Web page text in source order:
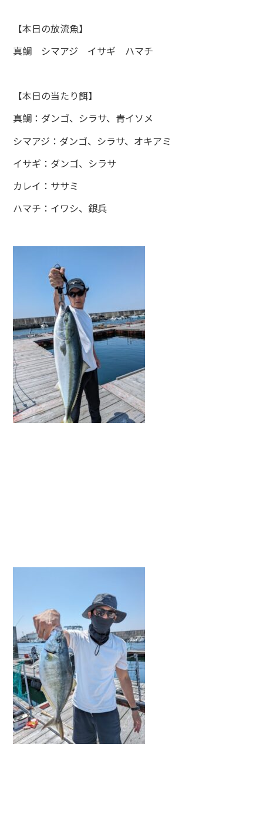
【本日の放流魚】
真鯛 シマアジ イサギ ハマチ
【本日の当たり餌】
真鯛：ダンゴ、シラサ、青イソメ
シマアジ：ダンゴ、シラサ、オキアミ
イサギ：ダンゴ、シラサ
カレイ：ササミ
ハマチ：イワシ、銀兵